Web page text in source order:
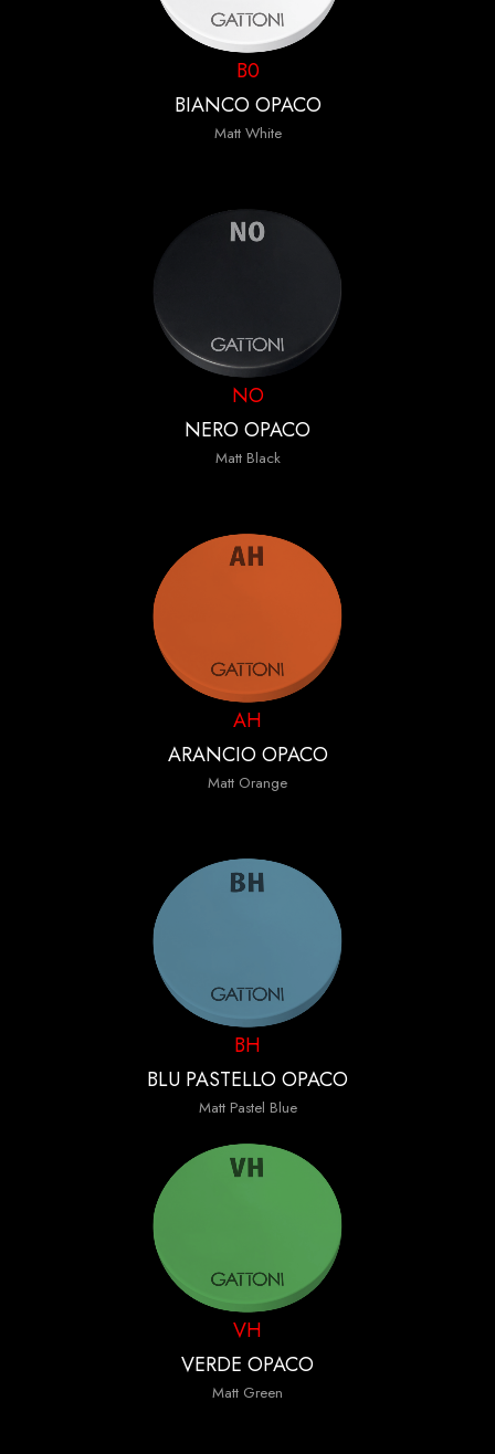
B0
BIANCO OPACO
Matt White
NO
NERO OPACO
Matt Black
AH
ARANCIO OPACO
Matt Orange
BH
BLU PASTELLO OPACO
Matt Pastel Blue
VH
VERDE OPACO
Matt Green